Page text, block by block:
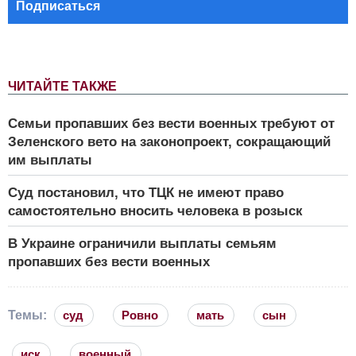
ЧИТАЙТЕ ТАКЖЕ
Семьи пропавших без вести военных требуют от
Зеленского вето на законопроект, сокращающий
им выплаты
Суд постановил, что ТЦК не имеют право
самостоятельно вносить человека в розыск
В Украине ограничили выплаты семьям
пропавших без вести военных
Подписаться
Темы: суд Ровно мать сын